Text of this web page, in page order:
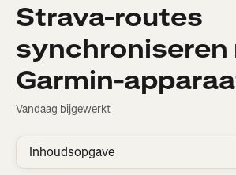
Strava-routes
synchroniseren
Garmin-
Vandaag bijgewerkt
Inhoudsopgave